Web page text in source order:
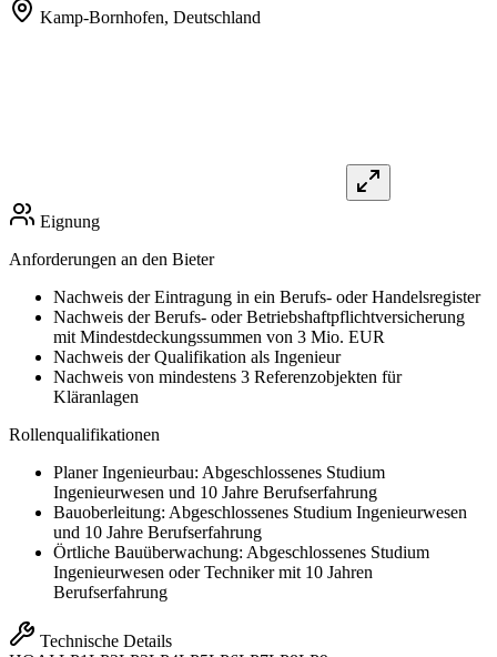
Kamp-Bornhofen, Deutschland
Eignung
Anforderungen an den Bieter
Nachweis der Eintragung in ein Berufs- oder Handelsregister
Nachweis der Berufs- oder Betriebshaftpflichtversicherung
mit Mindestdeckungssummen von 3 Mio. EUR
Nachweis der Qualifikation als Ingenieur
Nachweis von mindestens 3 Referenzobjekten für
Kläranlagen
Rollenqualifikationen
Planer Ingenieurbau: Abgeschlossenes Studium
Ingenieurwesen und 10 Jahre Berufserfahrung
Bauoberleitung: Abgeschlossenes Studium Ingenieurwesen
und 10 Jahre Berufserfahrung
Örtliche Bauüberwachung: Abgeschlossenes Studium
Ingenieurwesen oder Techniker mit 10 Jahren
Berufserfahrung
Technische Details